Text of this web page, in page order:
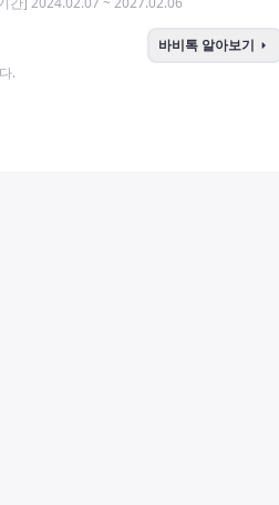
바비톡 알아보기 arrow_right
.